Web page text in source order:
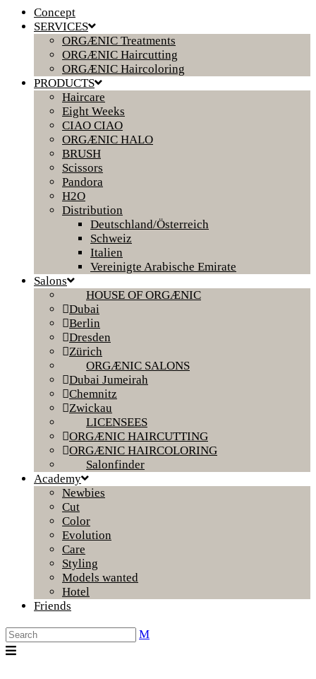
Concept
SERVICES
ORGÆNIC Treatments
ORGÆNIC Haircutting
ORGÆNIC Haircoloring
PRODUCTS
Haircare
Eight Weeks
CIAO CIAO
ORGÆNIC HALO
BRUSH
Scissors
Pandora
H2O
Distribution
Deutschland/Österreich
Schweiz
Italien
Vereinigte Arabische Emirate
Salons
HOUSE OF ORGÆNIC
Dubai
Berlin
Dresden
Zürich
ORGÆNIC SALONS
Dubai Jumeirah
Chemnitz
Zwickau
LICENSEES
ORGÆNIC HAIRCUTTING
ORGÆNIC HAIRCOLORING
Salonfinder
Academy
Newbies
Cut
Color
Evolution
Care
Styling
Models wanted
Hotel
Friends